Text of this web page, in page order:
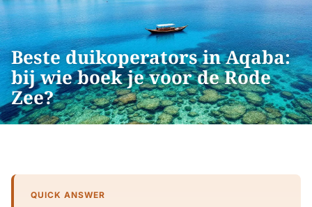
Beste duikoperators in Aqaba:
bij wie boek je voor de Rode
Zee?
QUICK ANSWER